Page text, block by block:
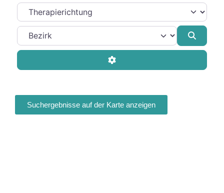
Therapierichtung
Advanced Filters
Suchergebnisse auf der Karte anzeigen